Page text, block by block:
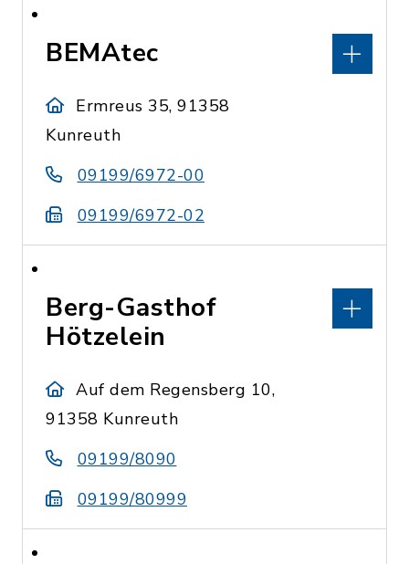
BEMAtec
Ermreus 35, 91358
Kunreuth
09199/6972-00
09199/6972-02
Berg-Gasthof
Hötzelein
Auf dem Regensberg 10,
91358 Kunreuth
09199/8090
09199/80999